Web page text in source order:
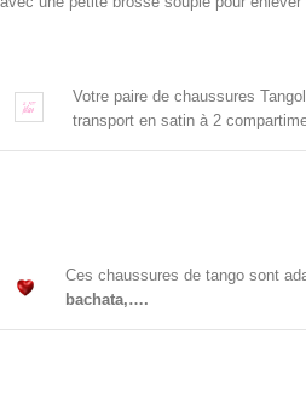
Votre paire de chaussures
transport en satin à 2
Ces chaussures de tango sont
bachata,….